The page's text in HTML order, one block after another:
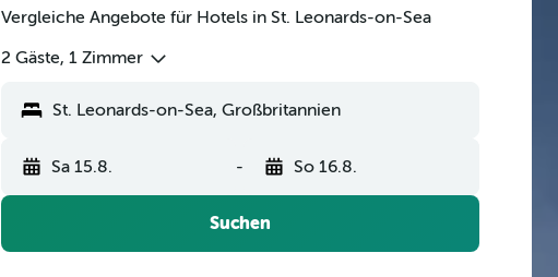
Vergleiche Angebote für Hotels in St. Leonards-on-Sea
2 Gäste, 1 Zimmer
St. Leonards-on-Sea, Großbritannien
Sa 15.8. - So 16.8.
Suchen